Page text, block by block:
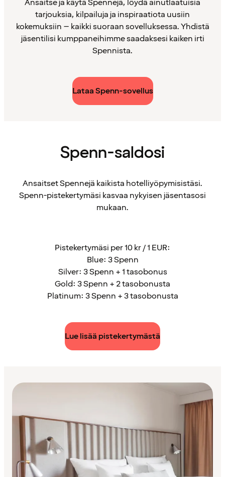
Ansaitse ja käytä Spennejä, löydä ainutlaatuisia
tarjouksia, kilpailuja ja inspiraatiota uusiin
kokemuksiin – kaikki suoraan sovelluksessa. Yhdistä
jäsentilisi kumppaneihimme saadaksesi kaiken irti
Spennista.
Lataa Spenn-sovellus
Spenn-saldosi
Ansaitset Spennejä kaikista hotelliyöpymisistäsi.
Spenn-pistekertymäsi kasvaa nykyisen jäsentasosi
mukaan.
Pistekertymäsi per 10 kr / 1 EUR:
Blue: 3 Spenn
Silver: 3 Spenn + 1 tasobonus
Gold: 3 Spenn + 2 tasobonusta
Platinum: 3 Spenn + 3 tasobonusta
Lue lisää pistekertymästä